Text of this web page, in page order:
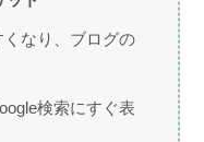
なり、ブログの
検索にすぐ表